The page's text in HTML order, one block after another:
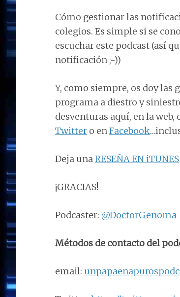
Cómo gestionar las
colegios. Es simple si se
escuchar este podcast (así
notificación ;-))
Y, como siempre, os doy
programa a diestro y
desventuras aquí, en la
Twitter o enFacebook
Deja unaRESEÑA EN iTUNES
¡GRACIAS!
Podcaster: @DoctorGenoma
Métodos de contacto del
email: